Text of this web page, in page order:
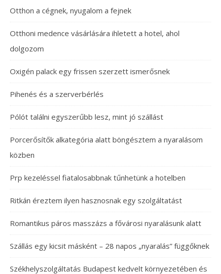
Otthon a cégnek, nyugalom a fejnek
Otthoni medence vásárlására ihletett a hotel, ahol
dolgozom
Oxigén palack egy frissen szerzett ismerősnek
Pihenés és a szerverbérlés
Pólót találni egyszerűbb lesz, mint jó szállást
Porcerősítők alkategória alatt böngésztem a nyaralásom
közben
Prp kezeléssel fiatalosabbnak tűnhetünk a hotelben
Ritkán éreztem ilyen hasznosnak egy szolgáltatást
Romantikus páros masszázs a fővárosi nyaralásunk alatt
Szállás egy kicsit másként – 28 napos „nyaralás” függőknek
Székhelyszolgáltatás Budapest kedvelt környezetében és